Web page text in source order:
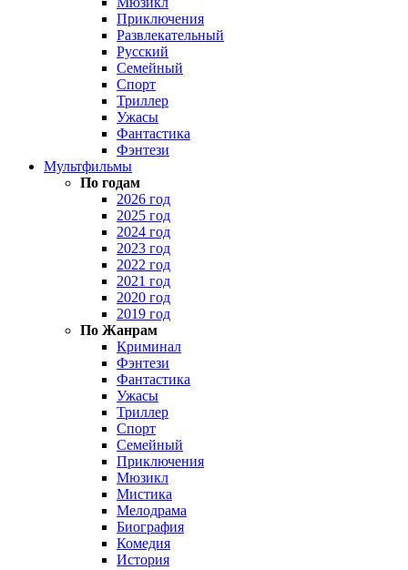
Приключения
Развлекательный
Русский
Семейный
Спорт
Триллер
Ужасы
Фантастика
Фэнтези
Мультфильмы
По годам
2026 год
2025 год
2024 год
2023 год
2022 год
2021 год
2020 год
2019 год
По Жанрам
Криминал
Фэнтези
Фантастика
Ужасы
Триллер
Спорт
Семейный
Приключения
Мюзикл
Мистика
Мелодрама
Биография
Комедия
История